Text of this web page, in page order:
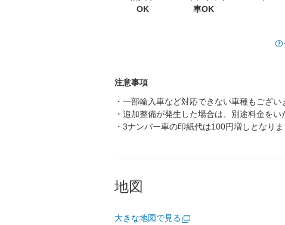
OK
車OK
注意事項
・一部輸入車など対応できない車種もござい
・追加整備が発生した場合は、別途料金をい
・3ナンバー車の印紙代は100円増しとなりま
地図
大きな地図で見る